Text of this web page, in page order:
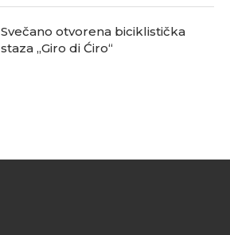
Svečano otvorena biciklistička
staza „Giro di Ćiro“